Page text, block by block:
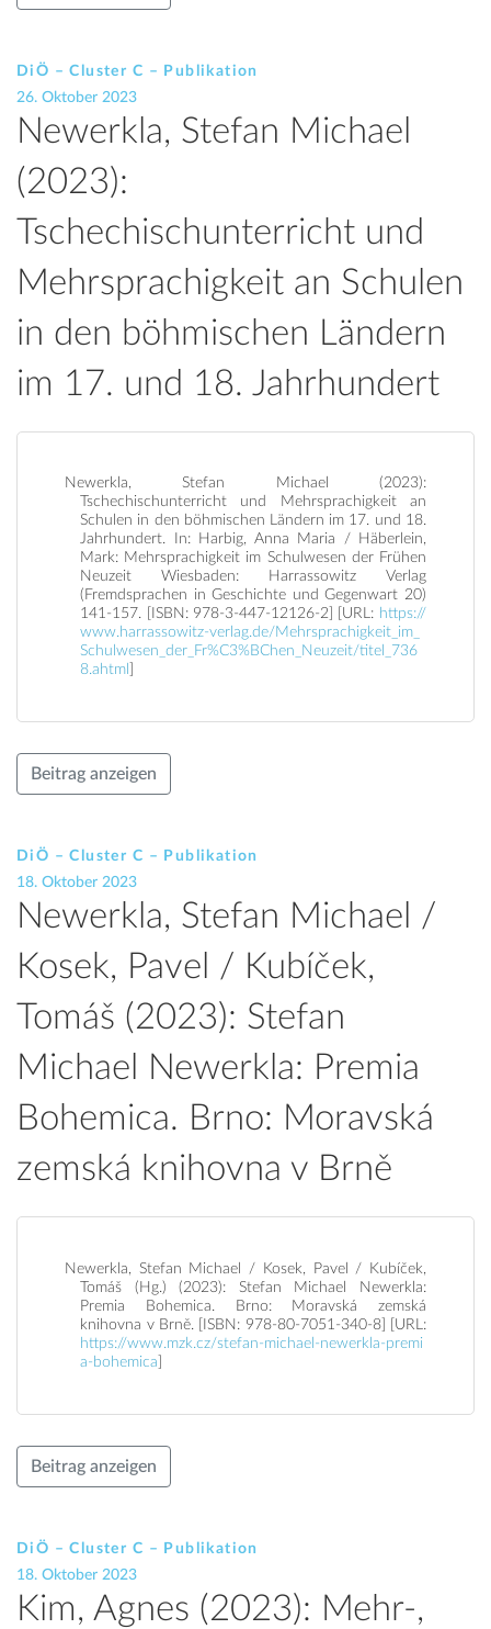
DiÖ – Cluster C – Publikation
26. Oktober 2023
Newerkla, Stefan Michael
(2023):
Tschechischunterricht und
Mehrsprachigkeit an Schulen
in den böhmischen Ländern
im 17. und 18. Jahrhundert
Newerkla, Stefan Michael (2023):
Tschechischunterricht und Mehrsprachigkeit an
Schulen in den böhmischen Ländern im 17. und 18.
Jahrhundert. In: Harbig, Anna Maria / Häberlein,
Mark: Mehrsprachigkeit im Schulwesen der Frühen
Neuzeit Wiesbaden: Harrassowitz Verlag
(Fremdsprachen in Geschichte und Gegenwart 20)
141-157. [ISBN: 978-3-447-12126-2] [URL: https://
www.harrassowitz-verlag.de/Mehrsprachigkeit_im_
Schulwesen_der_Fr%C3%BChen_Neuzeit/titel_736
8.ahtml
Beitrag anzeigen
DiÖ – Cluster C – Publikation
18. Oktober 2023
Newerkla, Stefan Michael /
Kosek, Pavel / Kubíček,
Tomáš (2023): Stefan
Michael Newerkla: Premia
Bohemica. Brno: Moravská
zemská knihovna v Brně
Newerkla, Stefan Michael / Kosek, Pavel / Kubíček,
Tomáš (Hg.) (2023): Stefan Michael Newerkla:
Premia Bohemica. Brno: Moravská zemská
knihovna v Brně. [ISBN: 978-80-7051-340-8] [URL:
https://www.mzk.cz/stefan-michael-newerkla-premi
a-bohemica
Beitrag anzeigen
DiÖ – Cluster C – Publikation
18. Oktober 2023
Kim, Agnes (2023): Mehr-,